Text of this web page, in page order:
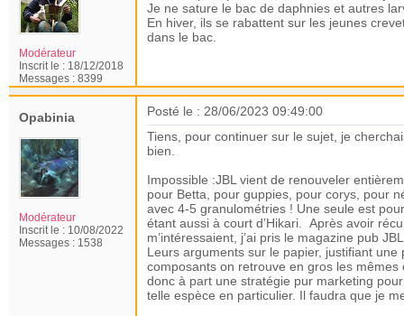
Modérateur
Inscrit le : 18/12/2018
Messages : 8399
Je ne sature le bac de daphnies et autres
En hiver, ils se rabattent sur les jeunes
dans le bac.
Opabinia
Modérateur
Inscrit le : 10/08/2022
Messages : 1538
Posté le : 28/06/2023 09:49:00
Tiens, pour continuer sur le sujet, je
bien.
Impossible :JBL vient de renouveler
pour Betta, pour guppies, pour corys, pour
avec 4-5 granulométries ! Une seule est
étant aussi à court d’Hikari. Après avoir
m’intéressaient, j’ai pris le magazine pub
Leurs arguments sur le papier, justifiant
composants on retrouve en gros les
donc à part une stratégie pur marketing
telle espèce en particulier. Il faudra que je